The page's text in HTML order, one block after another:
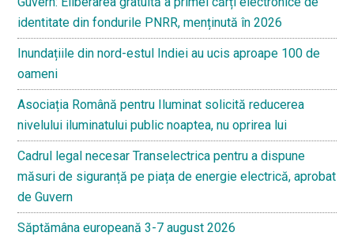
identitate din fondurile PNRR, menținută în 2026
Inundațiile din nord-estul Indiei au ucis aproape 100 de
oameni
Asociația Română pentru Iluminat solicită reducerea
nivelului iluminatului public noaptea, nu oprirea lui
Cadrul legal necesar Transelectrica pentru a dispune
măsuri de siguranță pe piața de energie electrică, aprobat
de Guvern
Săptămâna europeană 3-7 august 2026